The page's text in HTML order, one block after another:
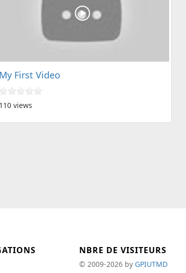
My First Video
110 views
NBRE DE VISITEURS
© 2009-2026 by GPIUTMD